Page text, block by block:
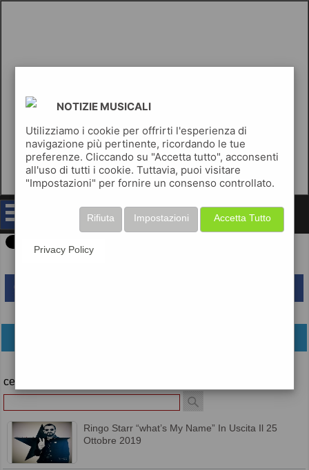
notizie musicali
cerca
Ringo Starr “what’s My Name” In Uscita Il 25
Ottobre 2019
NOTIZIE MUSICALI
Utilizziamo i cookie per offrirti l'esperienza di
navigazione più pertinente, ricordando le tue
preferenze. Cliccando su "Accetta tutto", acconsenti
all'uso di tutti i cookie. Tuttavia, puoi visitare
"Impostazioni" per fornire un consenso controllato.
Accetta Tutto
Impostazioni
Rifiuta
Privacy Policy